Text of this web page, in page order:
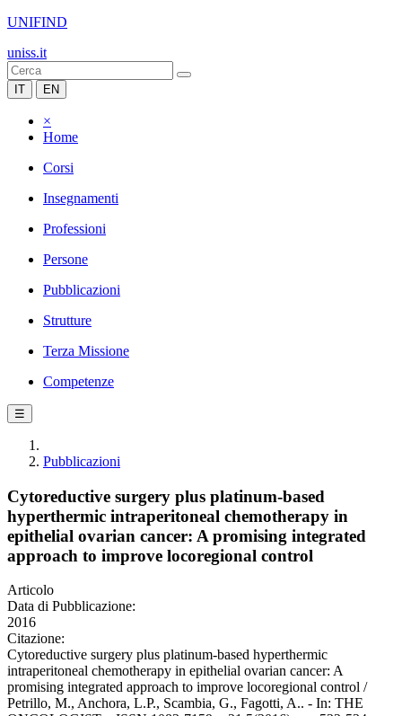
UNIFIND
uniss.it
IT EN
×
Home
Corsi
Insegnamenti
Professioni
Persone
Pubblicazioni
Strutture
Terza Missione
Competenze
☰
Pubblicazioni
Cytoreductive surgery plus platinum-based
hyperthermic intraperitoneal chemotherapy in
epithelial ovarian cancer: A promising integrated
approach to improve locoregional control
Articolo
Data di Pubblicazione:
2016
Citazione:
Cytoreductive surgery plus platinum-based hyperthermic
intraperitoneal chemotherapy in epithelial ovarian cancer: A
promising integrated approach to improve locoregional control /
Petrillo, M., Anchora, L.P., Scambia, G., Fagotti, A.. - In: THE